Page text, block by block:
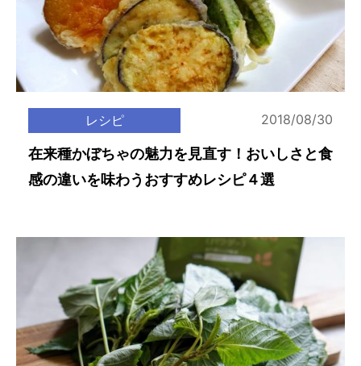
レシピ 2018/08/30
在来種かぼちゃの魅力を見直す！おいしさと食
感の違いを味わうおすすめレシピ４選